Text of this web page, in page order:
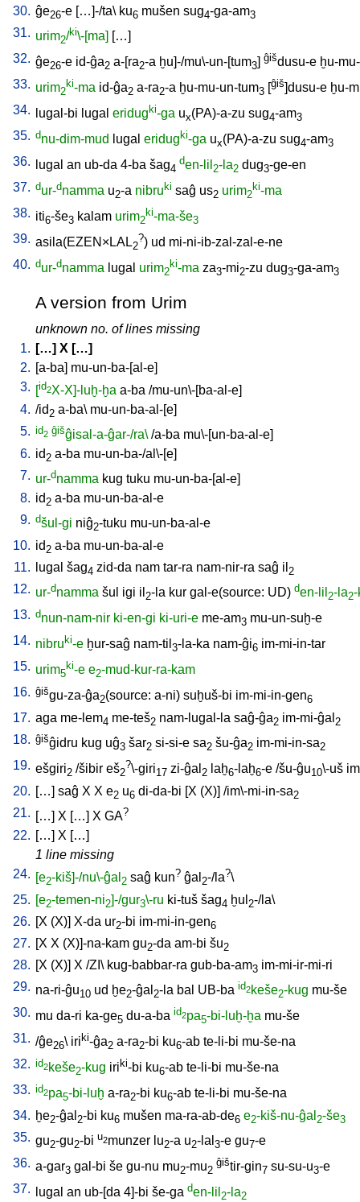
30. ĝe26-e […]-/ta\ ku6 mušen sug4-ga-am3
31. urim2/ki\-[ma] […]
32. ĝe26-e id-ĝa2 a-[ra2-a ḫu]-/mu\-un-[tum3] ĝišdusu-e ḫu-
33. urim2
ki-ma id-ĝa2 a-ra2-a ḫu-mu-un-tum3 [ĝiš]dusu-e ḫu-
34.
lugal-bi lugal eridugki-ga ux(PA)-a-zu sug4-am3
35. dnu-dim-mud lugal eridugki-ga ux(PA)-a-zu sug4-am3
36. lugal an ub-da 4-ba šag4
den-lil 2-la2 dug3-ge-en
37. dur-dnamma u2-a nibruki saĝ us2 urim2
ki-ma
38. iti6-še3 kalam urim2
ki-ma-še3
39. asila(EZEN×LAL2
?) ud mi-ni-ib-zal-zal-e-ne
40. dur-dnamma lugal urim2
ki-ma za3-mi2-zu dug3-ga-am3
A version from Urim
unknown no. of lines missing
1. […] X […]
2. [a-ba] mu-un-ba-[al-e]
3. [id2X-X]-luḫ-ḫa a-ba /mu-un\-[ba-al-e]
4. /id 2 a-ba\ mu-un-ba-al-[e]
5. id2 ĝišĝisal-a-ĝar-/ra\ /a-ba mu\-[un-ba-al-e]
6. id 2 a-ba mu-un-ba-/al\-[e]
7. ur-dnamma kug tuku mu-un-ba-[al-e]
8. id 2 a-ba mu-un-ba-al-e
9. dšul-gi niĝ2-tuku mu-un-ba-al-e
10. id 2 a-ba mu-un-ba-al-e
11.
lugal šag4 zid-da nam tar-ra nam-nir-ra saĝ il 2
12. ur-dnamma šul igi il 2-la kur gal-e(source: UD) den-lil 2-la2-
13. dnun-nam-nir ki-en-gi ki-uri-e me-am3 mu-un-suḫ-e
14. nibruki-e ḫur-saĝ nam-til 3-la-ka nam-ĝi6 im-mi-in-tar
15. urim5
ki-e e2-mud-kur-ra-kam
16. ĝišgu-za-ĝa2(source: a-ni) suḫuš-bi im-mi-in-gen6
17. aga me-lem4 me-teš2 nam-lugal-la saĝ-ĝa2 im-mi-ĝal 2
18. ĝišĝidru kug uĝ3 šar2 si-si-e sa2 šu-ĝa2 im-mi-in-sa2
19. ešgiri2 /šibir eš2
?\-giri17 zi-ĝal 2 laḫ6-laḫ6-e /šu-ĝu10\-uš
20. […] saĝ X X e2 u6 di-da-bi [X (X)] /im\-mi-in-sa2
21. […] X […] X GA?
22. […] X […]
1 line missing
24. [e2-kiš]-/nu\-ĝal 2 saĝ kun? ĝal 2-/la?\
25. [e2-temen-ni2]-/gur3\-ru ki-tuš šag4 ḫul 2-/la\
26. [X (X)] X-da ur2-bi im-mi-in-gen6
27. [X X (X)]-na-kam gu2-da am-bi šu2
28. [X (X)] X /ZI \ kug-babbar-ra gub-ba-am3 im-mi-ir-mi-ri
29. na-ri-ĝu10 ud ḫe2-ĝal 2-la bal UB-ba id2keše2-kug mu-še
30. mu da-ri ka-ge5 du-a-ba id2pa5-bi-luḫ-ḫa mu-še
31. /ĝe26\ iriki-ĝa2 a-ra2-bi ku6-ab te-li-bi mu-še-na
32. id2keše2-kug iriki-bi ku6-ab te-li-bi mu-še-na
33. id2pa5-bi-luḫ a-ra2-bi ku6-ab te-li-bi mu-še-na
34. ḫe2-ĝal 2-bi ku6 mušen ma-ra-ab-de6 e2-kiš-nu-ĝal 2-še3
35. gu2-gu2-bi u2munzer lu2-a u2-lal 3-e gu7-e
36. a-gar3 gal-bi še gu-nu mu2-mu2
ĝištir-gin7 su-su-u3-e
37.
lugal an ub-[da 4]-bi še-ga den-lil 2-la2